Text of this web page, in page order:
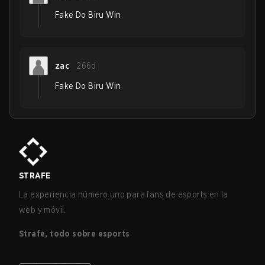
Fake Do Biru Win
zac 266d
Fake Do Biru Win
STRAFE
La experiencia número uno para fans de esports en la
web y móvil.
Strafe, todo sobre esports